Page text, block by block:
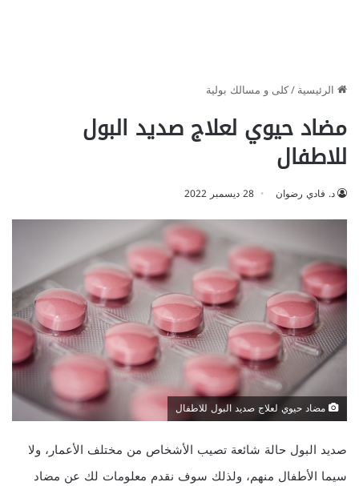
الرئيسية/كلى و مسالك بولية
مضاد حيوي لعلاج صديد البول
للاطفال
د. فادي رضوان 28 ديسمبر 2022
مضاد حيوي لعلاج صديد البول للاطفال
صديد البول حالة شائعة تصيب الأشخاص من مختلف الأعمار، ولا
سيما الأطفال منهم، ولذلك سوف نقدم معلومات لك عن مضاد